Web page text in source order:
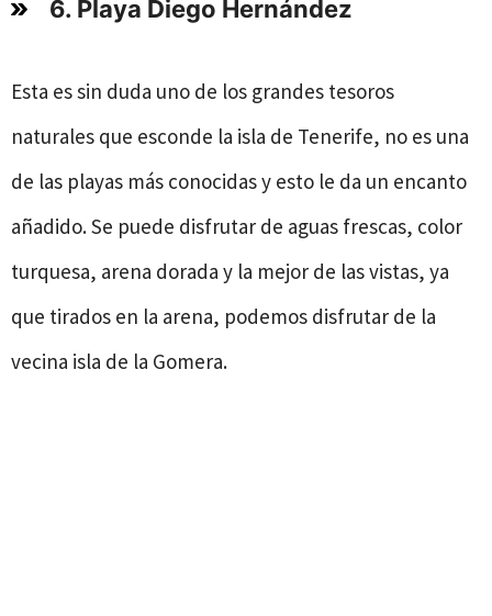
6. Playa Diego Hernández
Esta es sin duda uno de los grandes tesoros
naturales que esconde la isla de Tenerife, no es una
de las playas más conocidas y esto le da un encanto
añadido. Se puede disfrutar de aguas frescas, color
turquesa, arena dorada y la mejor de las vistas, ya
que tirados en la arena, podemos disfrutar de la
vecina isla de la Gomera.